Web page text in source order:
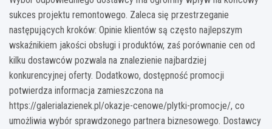
sukces projektu remontowego. Zaleca się przestrzeganie
następujących kroków: Opinie klientów są często najlepszym
wskaźnikiem jakości obsługi i produktów, zaś porównanie cen od
kilku dostawców pozwala na znalezienie najbardziej
konkurencyjnej oferty. Dodatkowo, dostępność promocji
potwierdza informacja zamieszczona na
https://galerialazienek.pl/okazje-cenowe/plytki-promocje/, co
umożliwia wybór sprawdzonego partnera biznesowego. Dostawcy